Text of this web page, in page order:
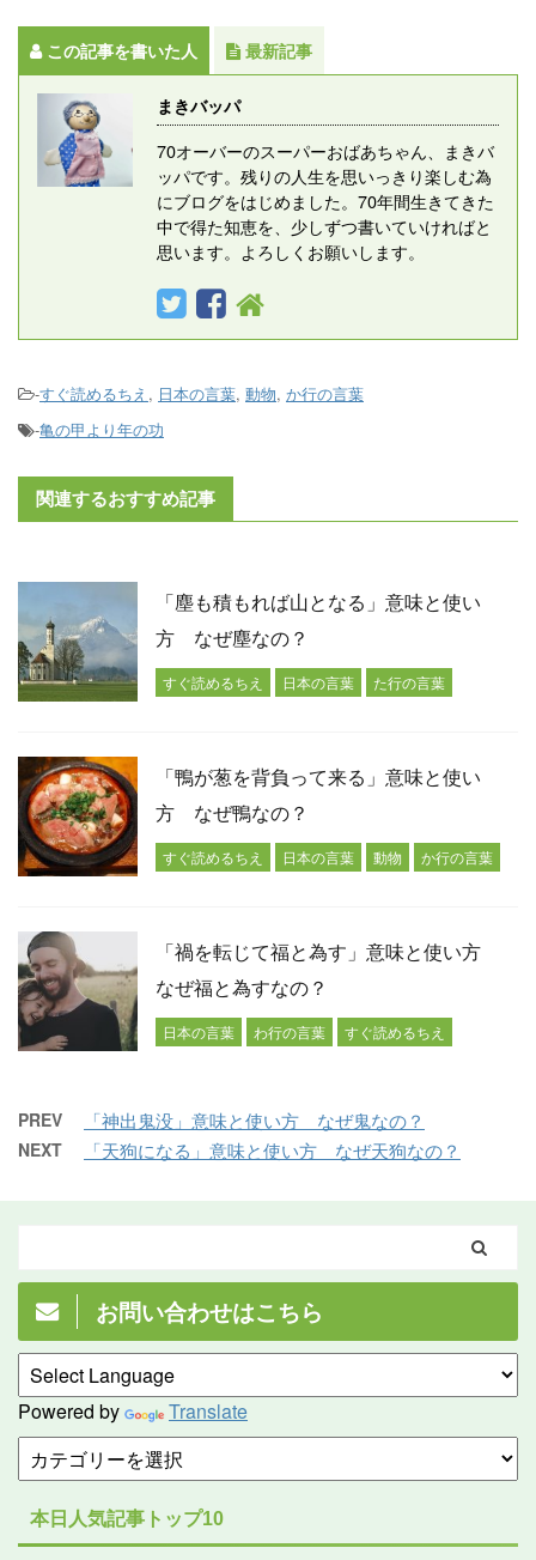
この記事を書いた人 最新記事
まきバッパ
70オーバーのスーパーおばあちゃん、まきバ
ッパです。残りの人生を思いっきり楽しむ為
にブログをはじめました。70年間生きてきた
中で得た知恵を、少しずつ書いていければと
思います。よろしくお願いします。
-すぐ読めるちえ , 日本の言葉, 動物, か行の言葉
-亀の甲より年の功
関連するおすすめ記事
「塵も積もれば山となる」意味と使い
方 なぜ塵なの？
すぐ読めるちえ 日本の言葉 た行の言葉
「鴨が葱を背負って来る」意味と使い
方 なぜ鴨なの？
すぐ読めるちえ 日本の言葉 動物 か行の言葉
「禍を転じて福と為す」意味と使い方
なぜ福と為すなの？
日本の言葉 わ行の言葉 すぐ読めるちえ
PREV 「神出鬼没」意味と使い方 なぜ鬼なの？
NEXT 「天狗になる」意味と使い方 なぜ天狗なの？
お問い合わせはこちら
Powered by Translate
本日人気記事トップ10